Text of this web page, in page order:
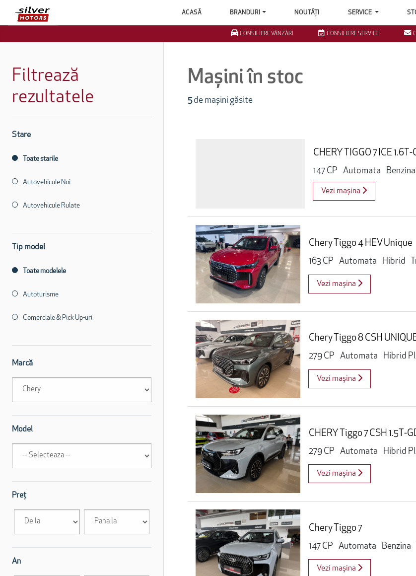
ACASĂ BRANDURI NOUTĂȚI SERVICE
CONSILIERE VÂNZĂRI CONSILIERE SERVICE
Filtrează
rezultatele
Stare
Toate starile
Autovehicule Noi
Autovehicule Rulate
Tip model
Toate modelele
Autoturisme
Comerciale & Pick Up-uri
Marcă
Model
Preț
An
Mașini în stoc
5de mașini găsite
CHERY TIGGO 7 ICE
147 CP
Automata Benzina
Vezi mașina
Chery Tiggo 4 HEV Unique
163 CP
Automata Hibrid
Vezi mașina
Chery Tiggo 8 CSH
279 CP
Automata Hibrid
Vezi mașina
CHERY Tiggo 7 CSH 1.5T-
279 CP
Automata Hibrid
Vezi mașina
Chery Tiggo 7
147 CP
Automata Benzina
Vezi mașina